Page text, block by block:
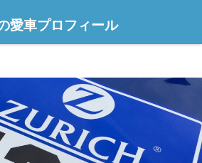
愛車プロフィール